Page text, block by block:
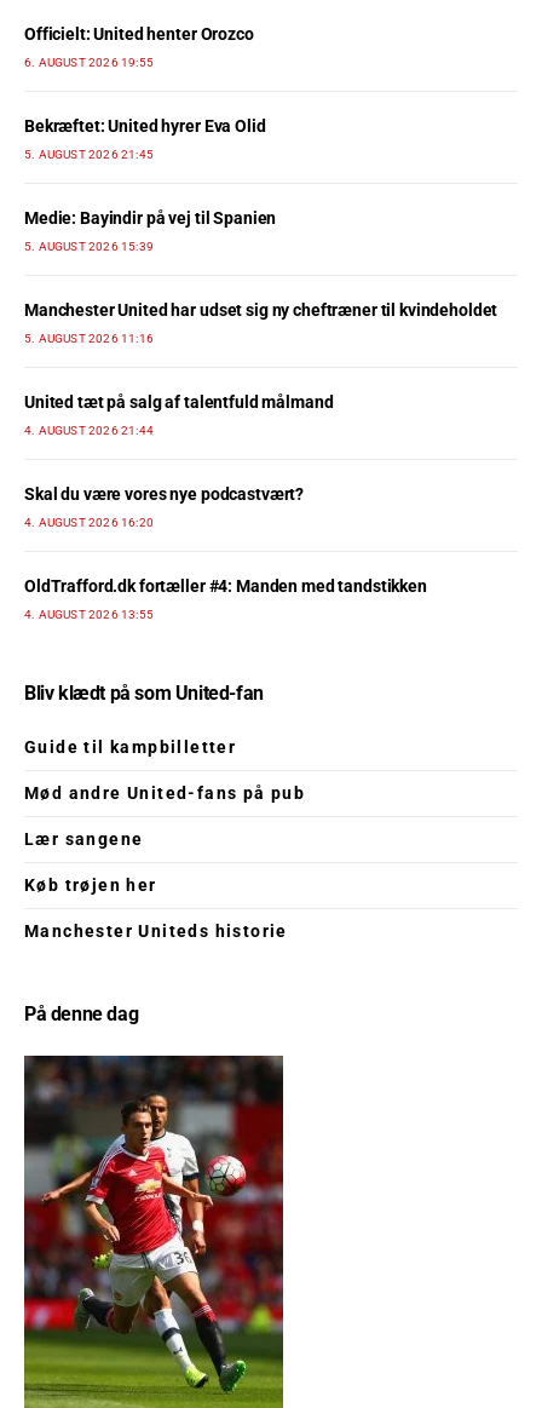
Officielt: United henter Orozco
6. AUGUST 2026 19:55
Bekræftet: United hyrer Eva Olid
5. AUGUST 2026 21:45
Medie: Bayindir på vej til Spanien
5. AUGUST 2026 15:39
Manchester United har udset sig ny cheftræner til kvindeholdet
5. AUGUST 2026 11:16
United tæt på salg af talentfuld målmand
4. AUGUST 2026 21:44
Skal du være vores nye podcastvært?
4. AUGUST 2026 16:20
OldTrafford.dk fortæller #4: Manden med tandstikken
4. AUGUST 2026 13:55
Bliv klædt på som United-fan
Guide til kampbilletter
Mød andre United-fans på pub
Lær sangene
Køb trøjen her
Manchester Uniteds historie
På denne dag